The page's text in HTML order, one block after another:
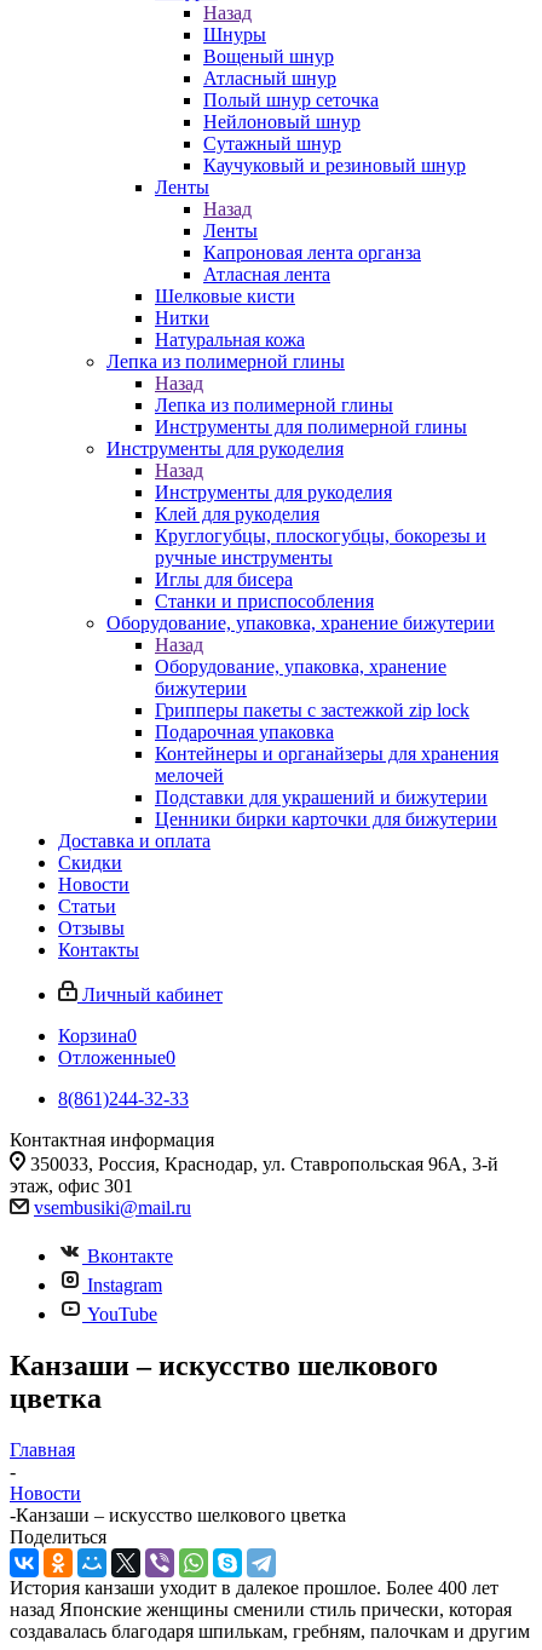
Назад
Шнуры
Вощеный шнур
Атласный шнур
Полый шнур сеточка
Нейлоновый шнур
Сутажный шнур
Каучуковый и резиновый шнур
Ленты
Назад
Ленты
Капроновая лента органза
Атласная лента
Шелковые кисти
Нитки
Натуральная кожа
Лепка из полимерной глины
Назад
Лепка из полимерной глины
Инструменты для полимерной глины
Инструменты для рукоделия
Назад
Инструменты для рукоделия
Клей для рукоделия
Круглогубцы, плоскогубцы, бокорезы и
ручные инструменты
Иглы для бисера
Станки и приспособления
Оборудование, упаковка, хранение бижутерии
Назад
Оборудование, упаковка, хранение
бижутерии
Грипперы пакеты с застежкой zip lock
Подарочная упаковка
Контейнеры и органайзеры для хранения
мелочей
Подставки для украшений и бижутерии
Ценники бирки карточки для бижутерии
Доставка и оплата
Скидки
Новости
Статьи
Отзывы
Контакты
Личный кабинет
Корзина0
Отложенные0
8(861)244-32-33
Контактная информация
350033, Россия, Краснодар, ул. Ставропольская 96А, 3-й
этаж, офис 301
vsembusiki@mail.ru
Вконтакте
Instagram
YouTube
Канзаши – искусство шелкового
цветка
Главная
-
Новости
-Канзаши – искусство шелкового цветка
Поделиться
История канзаши уходит в далекое прошлое. Более 400 лет
назад Японские женщины сменили стиль прически, которая
создавалась благодаря шпилькам, гребням, палочкам и другим